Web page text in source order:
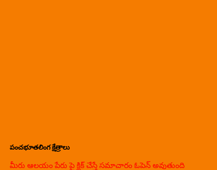
పంచభూతలింగ క్షేత్రాలు
మీరు ఆలయం పేరు పై క్లిక్ చేస్తే సమాచారం ఓపెన్ అవుతుంది